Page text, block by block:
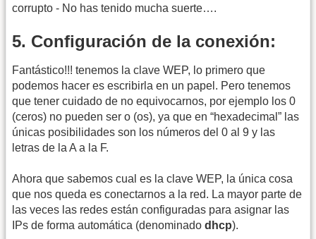
corrupto - No has tenido mucha suerte….
5. Configuración de la conexión:
Fantástico!!! tenemos la clave WEP, lo primero que
podemos hacer es escribirla en un papel. Pero tenemos
que tener cuidado de no equivocarnos, por ejemplo los 0
(ceros) no pueden ser o (os), ya que en “hexadecimal” las
únicas posibilidades son los números del 0 al 9 y las
letras de la A a la F.
Ahora que sabemos cual es la clave WEP, la única cosa
que nos queda es conectarnos a la red. La mayor parte de
las veces las redes están configuradas para asignar las
IPs de forma automática (denominado dhcp).